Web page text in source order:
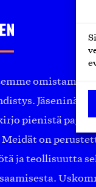
omistama
pienistä
on
ja teollisuutta